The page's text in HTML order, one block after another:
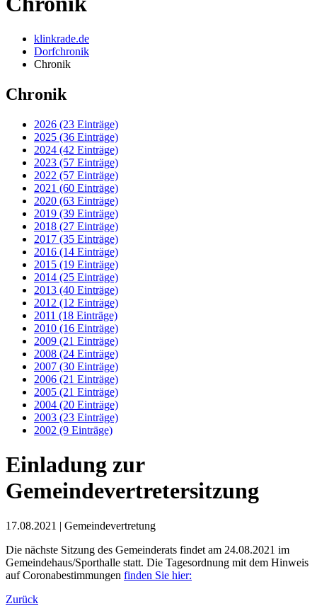
klinkrade.de
Dorfchronik
Chronik
Chronik
2026 (23 Einträge)
2025 (36 Einträge)
2024 (42 Einträge)
2023 (57 Einträge)
2022 (57 Einträge)
2021 (60 Einträge)
2020 (63 Einträge)
2019 (39 Einträge)
2018 (27 Einträge)
2017 (35 Einträge)
2016 (14 Einträge)
2015 (19 Einträge)
2014 (25 Einträge)
2013 (40 Einträge)
2012 (12 Einträge)
2011 (18 Einträge)
2010 (16 Einträge)
2009 (21 Einträge)
2008 (24 Einträge)
2007 (30 Einträge)
2006 (21 Einträge)
2005 (21 Einträge)
2004 (20 Einträge)
2003 (23 Einträge)
2002 (9 Einträge)
Einladung zur
Gemeindevertretersitzung
17.08.2021 | Gemeindevertretung
Die nächste Sitzung des Gemeinderats findet am 24.08.2021 im
Gemeindehaus/Sporthalle statt. Die Tagesordnung mit dem Hinweis
auf Coronabestimmungen finden Sie hier:
Zurück